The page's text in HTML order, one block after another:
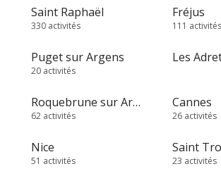
Saint Raphaël
330 activités
Fréjus
111 activités
Puget sur Argens
20 activités
Roquebrune sur Argens
62 activités
Cannes
26 activités
Nice
51 activités
Saint
23 activités